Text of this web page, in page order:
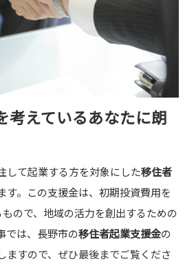
考えているあなたに朗
して起業する方を対象にした移住者
す。この支援金は、初期投資費用を
ので、地域の活力を創出するための
では、長野市の移住者起業支援金の
ますので、ぜひ最後までご覧くださ